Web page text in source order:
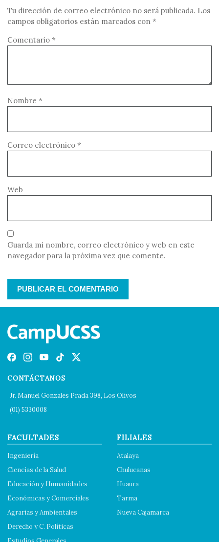
Tu dirección de correo electrónico no será publicada. Los
campos obligatorios están marcados con *
Comentario *
Nombre *
Correo electrónico *
Web
Guarda mi nombre, correo electrónico y web en este
navegador para la próxima vez que comente.
CONTÁCTANOS
Jr. Manuel Gonzales Prada 398, Los Olivos
(01) 5330008
FACULTADES
Ingeniería
Ciencias de la Salud
Educación y Humanidades
Económicas y Comerciales
Agrarias y Ambientales
Derecho y C. Políticas
FILIALES
Atalaya
Chulucanas
Huaura
Tarma
Nueva Cajamarca